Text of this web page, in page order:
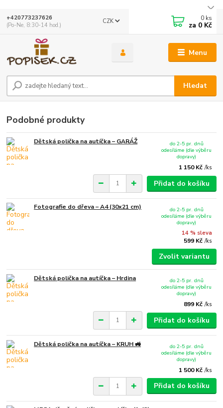
Menu
CZK
Hledat
+420773237626
(Po-Ne, 8:30-14 hod.)
0 ks
za 0 Kč
Podobné produkty
Dětská polička na autíčka – GARÁŽ
1 150 Kč /ks
do 2-5 pr. dnů
odesíláme (dle výběru
dopravy)
Přidat do košíku
Fotografie do dřeva – A4 (30x21 cm)
14 % sleva
599 Kč /ks
do 2-5 pr. dnů
odesíláme (dle výběru
dopravy)
Zvolit variantu
Dětská polička na autíčka – Hrdina
899 Kč /ks
do 2-5 pr. dnů
odesíláme (dle výběru
dopravy)
Přidat do košíku
Dětská polička na autíčka – KRUH 🚜
1 500 Kč /ks
do 2-5 pr. dnů
odesíláme (dle výběru
dopravy)
Přidat do košíku